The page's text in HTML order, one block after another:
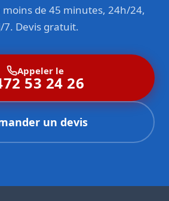
de 45 minutes, 24h/24,
7. Devis gratuit.
Appeler le
53 24 26
un devis